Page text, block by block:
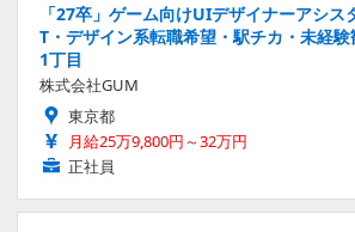
「27卒」ゲーム向けUIデザイナーアシ
T・デザイン系転職希望・駅チカ・未経
1丁目
株式会社GUM
東京都
月給25万9,800円～32万円
正社員